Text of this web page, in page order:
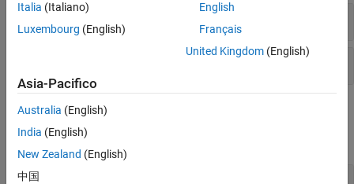
Simulazione, previsione e validazione
Blocchi
espandi tutto
Italia (Italiano)
Luxembourg (English)
English
Français
United Kingdom(English)
Asia-Pacifico
Australia (English)
India (English)
New Zealand (English)
中国